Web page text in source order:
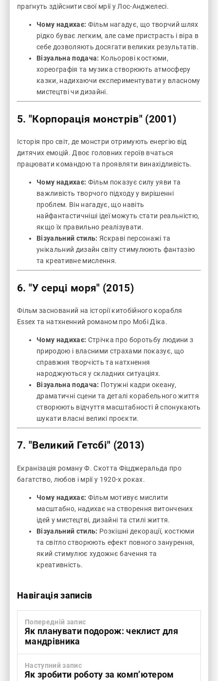
прагнуть здійснити свої мрії у Лос-Анджелесі.
Чому надихає: Фільм нагадує, що творчий шлях
рідко буває легким, але саме пристрасть і віра в
себе дозволяють досягати великих результатів.
Візуальна подача: Кольорові костюми,
хореографія та музика створюють атмосферу
казки, надихаючи експериментувати у власному
мистецтві чи дизайні.
5. "Корпорація монстрів" (2001)
Історія про світ, де монстри отримують енергію від
дитячих емоцій. Двоє головних героїв вчаться
працювати командою та проявляти винахідливість.
Чому надихає: Фільм показує силу уяви та
важливість творчого підходу у вирішенні
проблем. Він нагадує, що навіть
найфантастичніші ідеї можуть стати реальністю,
якщо їх правильно реалізувати.
Візуальний стиль: Яскраві персонажі та
унікальний дизайн світу стимулюють фантазію
та креативне мислення.
6. "У серці моря" (2015)
Фільм заснований на історії китобійного корабля
Essex та натхненний романом про Мобі Діка.
Чому надихає: Стрічка про боротьбу людини з
природою і власними страхами показує, що
справжня творчість та натхнення
народжуються у складних ситуаціях.
Візуальна подача: Потужні кадри океану,
драматичні сцени та деталі корабельного життя
створюють відчуття масштабності й спонукають
шукати власні великі проєкти.
7. "Великий Гетсбі" (2013)
Екранізація роману Ф. Скотта Фіцджеральда про
багатство, любов і мрії у 1920-х роках.
Чому надихає: Фільм мотивує мислити
масштабно, надихає на створення витончених
ідей у мистецтві, дизайні та стилі життя.
Візуальний стиль: Розкішні декорації, костюми
та світло створюють ефект повного занурення,
який стимулює художнє бачення та
креативність.
Навігація записів
Попередній запис
Як планувати подорож: чеклист для
мандрівника
Наступний запис
Як зробити роботу за комп’ютером